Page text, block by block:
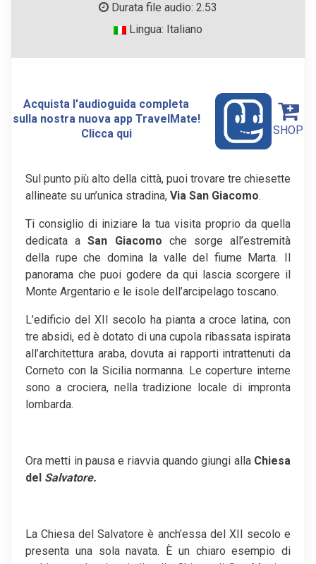
Durata file audio: 2.53
Lingua: Italiano
Acquista l'audioguida completa
sulla nostra nuova app TravelMate!
Clicca qui
SHOP
Sul punto più alto della città, puoi trovare tre chiesette
allineate su un’unica stradina, Via San Giacomo.
Ti consiglio di iniziare la tua visita proprio da quella
dedicata aSan Giacomo che sorge all’estremità
della rupe che domina la valle del fiume Marta. Il
panorama che puoi godere da qui lascia scorgere il
Monte Argentario e le isole dell’arcipelago toscano.
L’edificio del XII secolo ha pianta a croce latina, con
tre absidi, ed è dotato di una cupola ribassata ispirata
all’architettura araba, dovuta ai rapporti intrattenuti da
Corneto con la Sicilia normanna. Le coperture interne
sono a crociera, nella tradizione locale di impronta
lombarda.
Ora metti in pausa e riavvia quando giungi alla Chiesa
del Salvatore.
La Chiesa del Salvatore è anch’essa del XII secolo e
presenta una sola navata. È un chiaro esempio di